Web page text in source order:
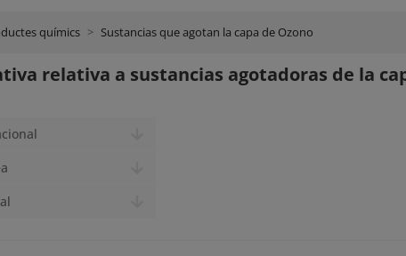
químics Sustancias que agotan la capa de Ozono
relativa a sustancias agotadoras de la